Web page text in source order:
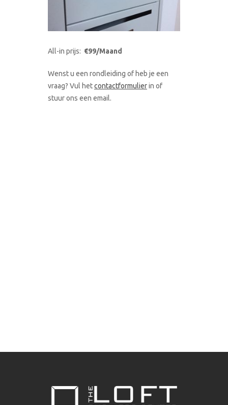
All-in prijs: €99/Maand
Wenst u een rondleiding of heb je een
vraag? Vul hetcontactformulierin of
stuur ons een email.